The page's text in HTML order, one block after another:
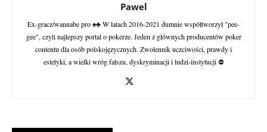
Pawel
Ex-gracz/wannabe pro ♠♣ W latach 2016-2021 dumnie współtworzył "pee-
gee", czyli najlepszy portal o pokerze. Jeden z głównych producentów poker
contentu dla osób polskojęzycznych. Zwolennik uczciwości, prawdy i
estetyki, a wielki wróg fałszu, dyskryminacji i ludzi-instytucji ⛔